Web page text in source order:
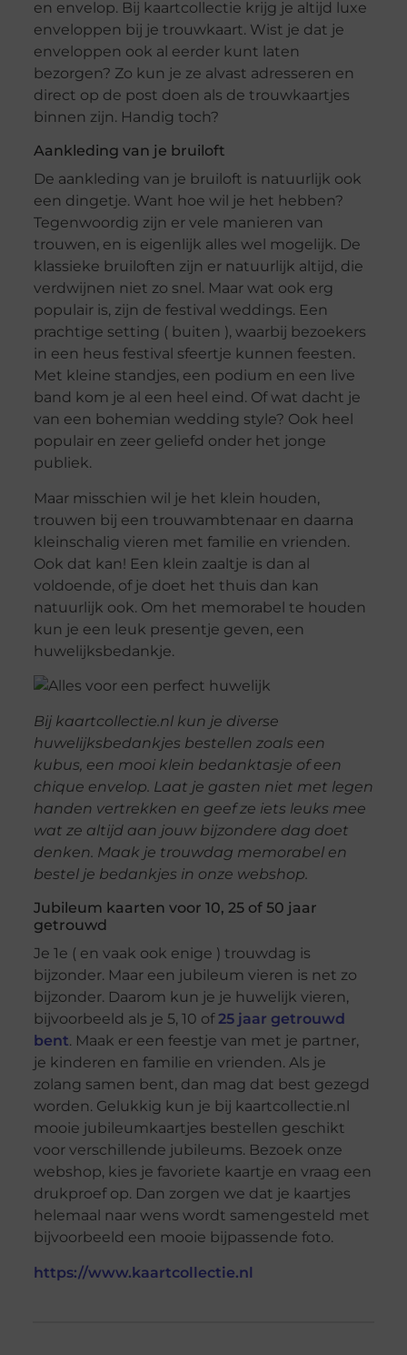
en envelop. Bij kaartcollectie krijg je altijd luxe
enveloppen bij je trouwkaart. Wist je dat je
enveloppen ook al eerder kunt laten
bezorgen? Zo kun je ze alvast adresseren en
direct op de post doen als de trouwkaartjes
binnen zijn. Handig toch?
Aankleding van je bruiloft
De aankleding van je bruiloft is natuurlijk ook
een dingetje. Want hoe wil je het hebben?
Tegenwoordig zijn er vele manieren van
trouwen, en is eigenlijk alles wel mogelijk. De
klassieke bruiloften zijn er natuurlijk altijd, die
verdwijnen niet zo snel. Maar wat ook erg
populair is, zijn de festival weddings. Een
prachtige setting ( buiten ), waarbij bezoekers
in een heus festival sfeertje kunnen feesten.
Met kleine standjes, een podium en een live
band kom je al een heel eind. Of wat dacht je
van een bohemian wedding style? Ook heel
populair en zeer geliefd onder het jonge
publiek.
Maar misschien wil je het klein houden,
trouwen bij een trouwambtenaar en daarna
kleinschalig vieren met familie en vrienden.
Ook dat kan! Een klein zaaltje is dan al
voldoende, of je doet het thuis dan kan
natuurlijk ook. Om het memorabel te houden
kun je een leuk presentje geven, een
huwelijksbedankje.
Bij kaartcollectie.nl kun je diverse
huwelijksbedankjes bestellen zoals een
kubus, een mooi klein bedanktasje of een
chique envelop. Laat je gasten niet met legen
handen vertrekken en geef ze iets leuks mee
wat ze altijd aan jouw bijzondere dag doet
denken. Maak je trouwdag memorabel en
bestel je bedankjes in onze webshop.
Jubileum kaarten voor 10, 25 of 50 jaar
getrouwd
Je 1e ( en vaak ook enige ) trouwdag is
bijzonder. Maar een jubileum vieren is net zo
bijzonder. Daarom kun je je huwelijk vieren,
bijvoorbeeld als je 5, 10 of25 jaar getrouwd
bent. Maak er een feestje van met je partner,
je kinderen en familie en vrienden. Als je
zolang samen bent, dan mag dat best gezegd
worden. Gelukkig kun je bij kaartcollectie.nl
mooie jubileumkaartjes bestellen geschikt
voor verschillende jubileums. Bezoek onze
webshop, kies je favoriete kaartje en vraag een
drukproef op. Dan zorgen we dat je kaartjes
helemaal naar wens wordt samengesteld met
bijvoorbeeld een mooie bijpassende foto.
https://www.kaartcollectie.nl